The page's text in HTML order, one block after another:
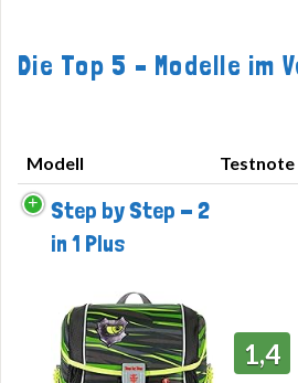
Die Top 5 – Modelle im
Modell Testnote
Modell
Step by Step - 2
in 1 Plus
1,4